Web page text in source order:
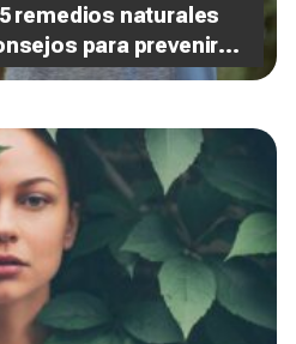
remedios naturales
para prevenir